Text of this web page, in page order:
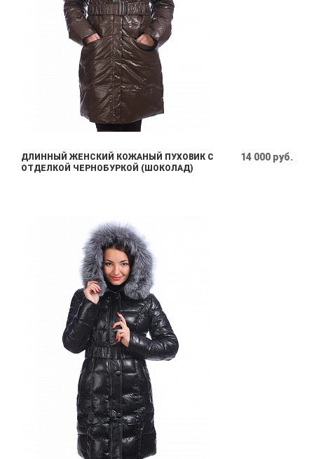
ДЛИННЫЙ ЖЕНСКИЙ КОЖАНЫЙ ПУХОВИК С
ОТДЕЛКОЙ ЧЕРНОБУРКОЙ (ШОКОЛАД)
14 000 руб.